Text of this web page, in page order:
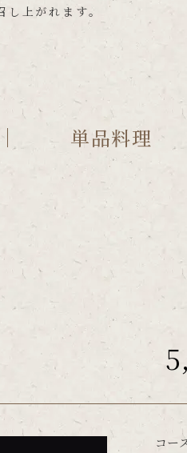
上がれます。
単品料理
コー